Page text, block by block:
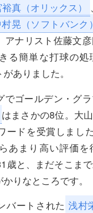
真（オリックス） 、
晃（ソフトバンク）
アナリスト佐藤文
る簡単な打球の処
ありました。
でゴールデン・グ
はまさかの8位。大
ードを受賞しまし
あまり高い評価を
歳と、まだそこま
りなところです。
バートされた 浅村